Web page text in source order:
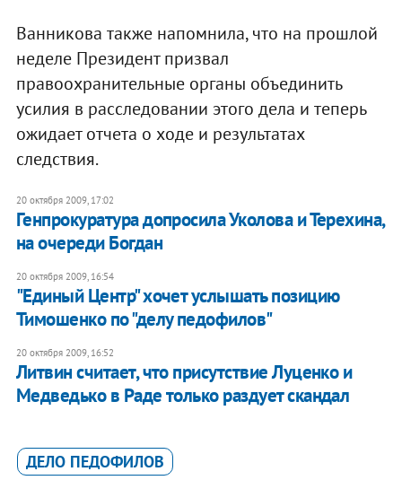
Ванникова также напомнила, что на прошлой
неделе Президент призвал
правоохранительные органы объединить
усилия в расследовании этого дела и теперь
ожидает отчета о ходе и результатах
следствия.
20 октября 2009, 17:02
Генпрокуратура допросила Уколова и Терехина,
на очереди Богдан
20 октября 2009, 16:54
"Единый Центр" хочет услышать позицию
Тимошенко по "делу педофилов"
20 октября 2009, 16:52
Литвин считает, что присутствие Луценко и
Медведько в Раде только раздует скандал
ДЕЛО ПЕДОФИЛОВ